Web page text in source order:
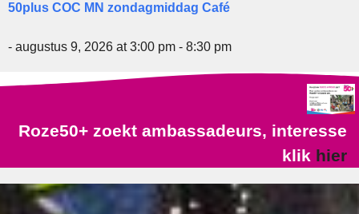
50plus COC MN zondagmiddag Café
- augustus 9, 2026 at 3:00 pm - 8:30 pm
Roze50+ zoekt ambassadeurs, interesse
klik hier